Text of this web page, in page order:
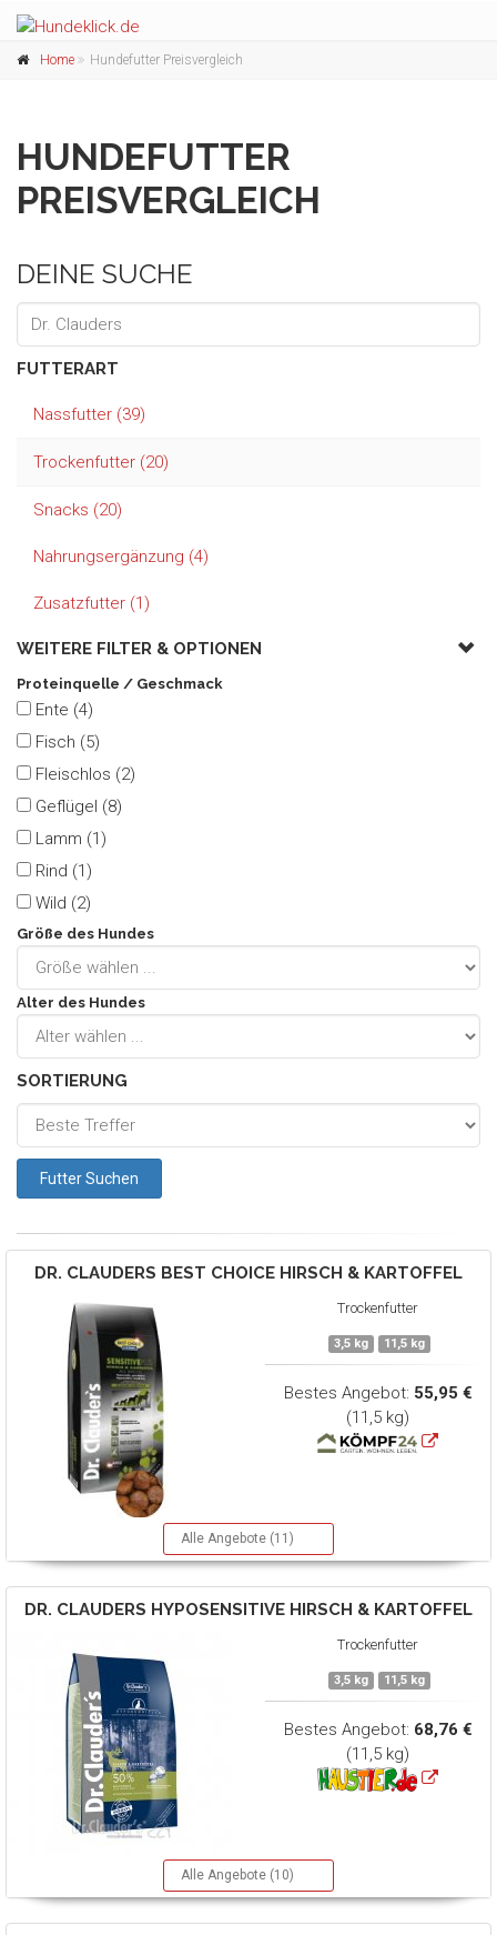
Home Hundefutter Preisvergleich
HUNDEFUTTER
PREISVERGLEICH
DEINE SUCHE
FUTTERART
Nassfutter (39)
Trockenfutter (20)
Snacks (20)
Nahrungsergänzung (4)
Zusatzfutter (1)
WEITERE FILTER & OPTIONEN
Proteinquelle / Geschmack
Ente (4)
Fisch (5)
Fleischlos (2)
Geflügel (8)
Lamm (1)
Rind (1)
Wild (2)
Größe des Hundes
Alter des Hundes
SORTIERUNG
DR. CLAUDERS BEST CHOICE HIRSCH & KARTOFFEL
Trockenfutter
3,5 kg 11,5 kg
Bestes Angebot: 55,95 €
(11,5 kg)
Alle Angebote (11)
DR. CLAUDERS HYPOSENSITIVE HIRSCH & KARTOFFEL
Trockenfutter
3,5 kg 11,5 kg
Bestes Angebot: 68,76 €
(11,5 kg)
Alle Angebote (10)